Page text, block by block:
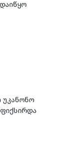
უკანონო